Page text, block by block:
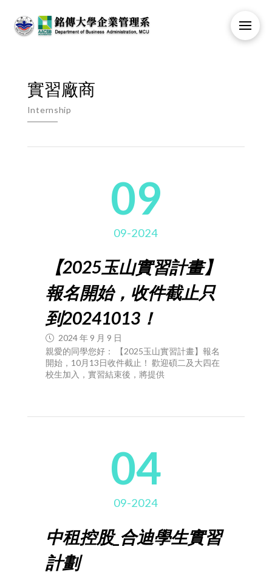
實習廠商
Internship
09
09-2024
【2025玉山實習計畫】
報名開始，收件截止只
到20241013！
2024 年 9 月 9 日
親愛的同學您好： 【2025玉山實習計畫】報名
開始，10月13日收件截止！ 歡迎碩二及大四在
校生加入，實習結束後，將提供
04
09-2024
中租控股_合迪學生實習
計劃